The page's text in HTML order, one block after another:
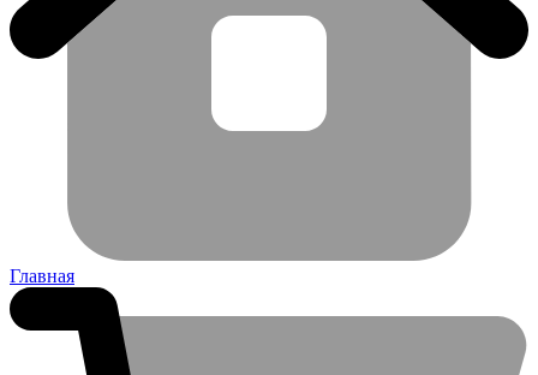
Главная